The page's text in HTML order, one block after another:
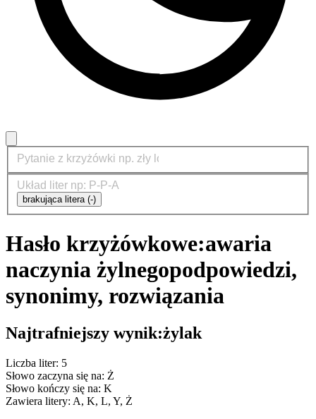
brakująca litera (-)
Hasło krzyżówkowe:awaria
naczynia żylnegopodpowiedzi,
synonimy, rozwiązania
Najtrafniejszy wynik:żylak
Liczba liter: 5
Słowo zaczyna się na: Ż
Słowo kończy się na: K
Zawiera litery: A, K, L, Y, Ż